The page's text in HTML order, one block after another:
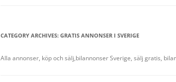
CATEGORY ARCHIVES: GRATIS ANNONSER I SVERIGE
Alla annonser, köp och sälj,bilannonser Sverige, sälj gratis,